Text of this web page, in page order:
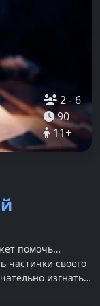
2-6
90
11+
помочь…
частички своего
изгнать